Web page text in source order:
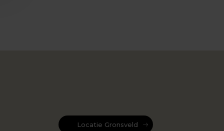
Locatie Gronsveld